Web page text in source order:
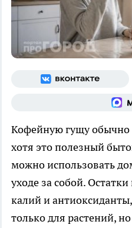
Кофейную гущу обычно
хотя это полезный
можно использовать
уходе за собой.
калий и
только для растений,